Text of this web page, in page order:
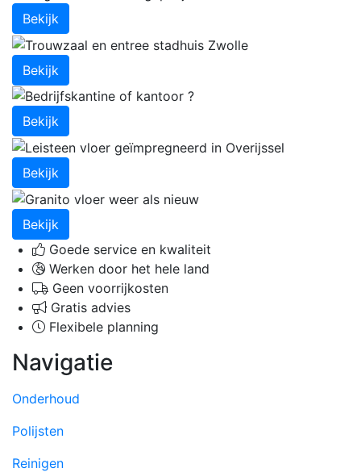
Bekijk
Bekijk
Bekijk
Bekijk
Bekijk
Goede service en kwaliteit
Werken door het hele land
Geen voorrijkosten
Gratis advies
Flexibele planning
Navigatie
Onderhoud
Polijsten
Reinigen